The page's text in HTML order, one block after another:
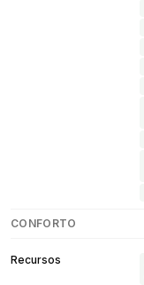
CONFORTO
Recursos